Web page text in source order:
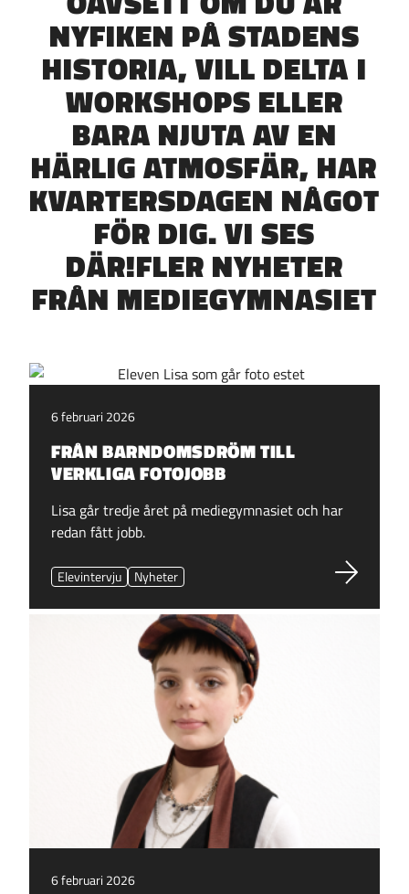
NYFIKEN PÅ STADENS
HISTORIA, VILL DELTA I
WORKSHOPS ELLER
BARA NJUTA AV EN
HÄRLIG ATMOSFÄR, HAR
KVARTERSDAGEN NÅGOT
FÖR DIG. VI SES
DÄR!FLER NYHETER
FRÅN MEDIEGYMNASIET
6 februari 2026
FRÅN BARNDOMSDRÖM TILL
VERKLIGA FOTOJOBB
Lisa går tredje året på mediegymnasiet och har
redan fått jobb.
Elevintervju Nyheter
6 februari 2026